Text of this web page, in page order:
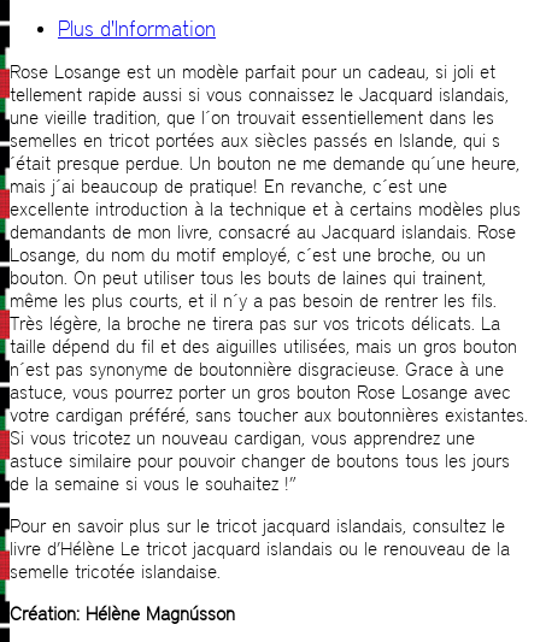
Plus d'Information
Rose Losange est un modèle parfait pour un cadeau, si joli et
tellement rapide aussi si vous connaissez le Jacquard islandais,
une vieille tradition, que l´on trouvait essentiellement dans les
semelles en tricot portées aux siècles passés en Islande, qui s
´était presque perdue. Un bouton ne me demande qu´une heure,
mais j´ai beaucoup de pratique! En revanche, c´est une
excellente introduction à la technique et à certains modèles plus
demandants de mon livre, consacré au Jacquard islandais. Rose
Losange, du nom du motif employé, c´est une broche, ou un
bouton. On peut utiliser tous les bouts de laines qui trainent,
même les plus courts, et il n´y a pas besoin de rentrer les fils.
Très légère, la broche ne tirera pas sur vos tricots délicats. La
taille dépend du fil et des aiguilles utilisées, mais un gros bouton
n´est pas synonyme de boutonnière disgracieuse. Grace à une
astuce, vous pourrez porter un gros bouton Rose Losange avec
votre cardigan préféré, sans toucher aux boutonnières existantes.
Si vous tricotez un nouveau cardigan, vous apprendrez une
astuce similaire pour pouvoir changer de boutons tous les jours
de la semaine si vous le souhaitez !”
Pour en savoir plus sur le tricot jacquard islandais, consultez le
livre d’Hélène Le tricot jacquard islandais ou le renouveau de la
semelle tricotée islandaise.
Création: Hélène Magnússon